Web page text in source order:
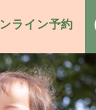
ライン予約